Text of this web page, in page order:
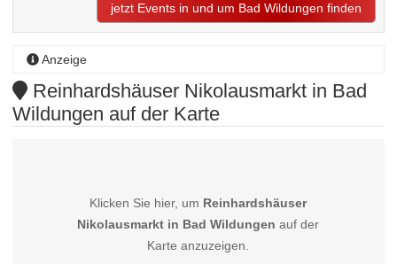
jetzt Events in und um Bad Wildungen finden
Anzeige
Reinhardshäuser Nikolausmarkt in Bad
Wildungen auf der Karte
Klicken Sie hier, um Reinhardshäuser
Nikolausmarkt in Bad Wildungen auf der
Karte anzuzeigen.